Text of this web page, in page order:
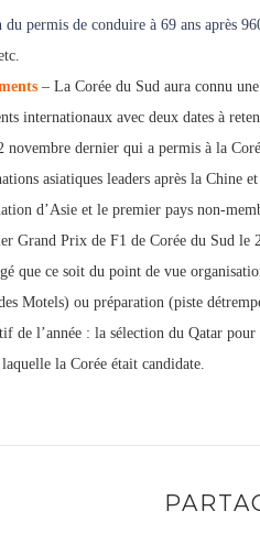
du permis de conduire à 69 ans après
– La Corée du Sud aura connu
internationaux avec deux dates à
novembre dernier qui a permis à la
asiatiques leaders après la Chine
d’Asie et le premier pays non-
Grand Prix de F1 de Corée du Sud le
que ce soit du point de vue
Motels) ou préparation (piste
de l’année : la sélection du Qatar
la Corée était candidate.